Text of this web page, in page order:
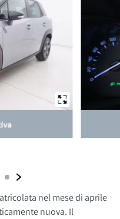
nel mese di aprile
nuova. Il